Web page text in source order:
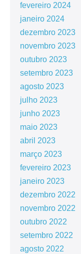
fevereiro 2024
janeiro 2024
dezembro 2023
novembro 2023
outubro 2023
setembro 2023
agosto 2023
julho 2023
junho 2023
maio 2023
abril 2023
março 2023
fevereiro 2023
janeiro 2023
dezembro 2022
novembro 2022
outubro 2022
setembro 2022
agosto 2022